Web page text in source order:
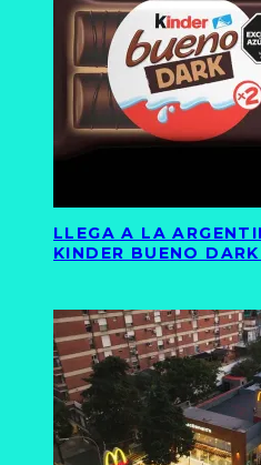
LLEGA A LA
KINDER BUENO